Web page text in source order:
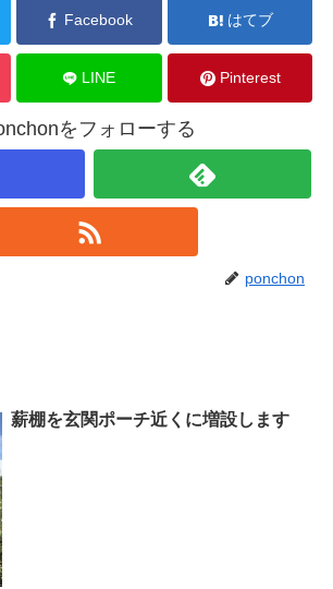
Facebook はてブ
LINE Pinterest
をフォローする
ponchon
薪棚を玄関ポーチ近くに増設します